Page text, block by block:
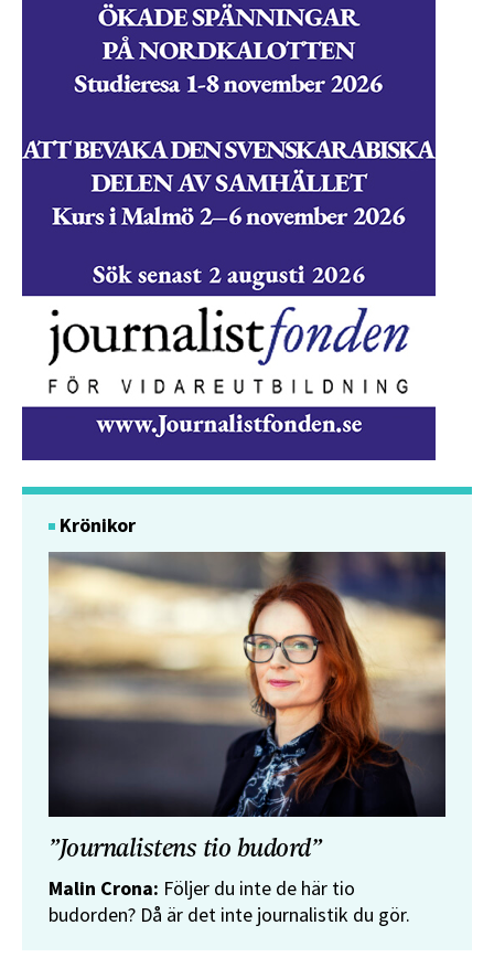
Krönikor
”Journalistens tio budord”
Malin Crona: Följer du inte de här tio
budorden? Då är det inte journalistik du gör.